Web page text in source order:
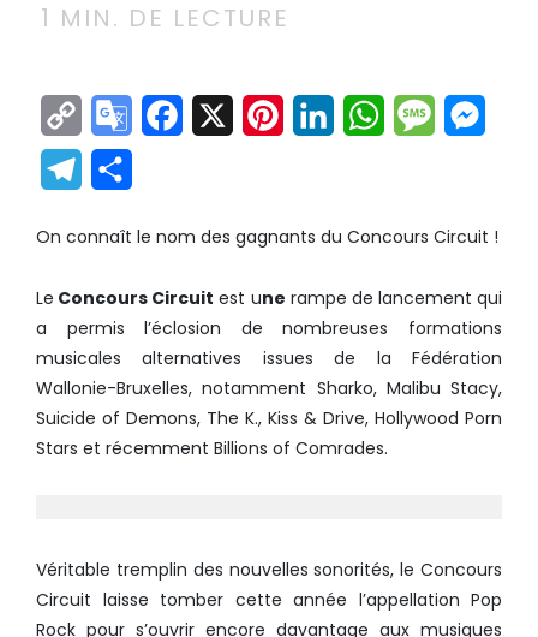
1 MIN. DE LECTURE
Copy
Link
GoogleFacebook
X Pinterest
LinkedInWhatsApp
Telegram
On connaît le nom des gagnants du Concours Circuit !
Le Concours Circuit est une rampe de lancement qui
a permis l’éclosion de nombreuses formations
musicales alternatives issues de la Fédération
Wallonie-Bruxelles, notamment Sharko, Malibu Stacy,
Suicide of Demons, The K., Kiss & Drive, Hollywood Porn
Stars et récemment Billions of Comrades.
Véritable tremplin des nouvelles sonorités, le Concours
Circuit laisse tomber cette année l’appellation Pop
Rock pour s’ouvrir encore davantage aux musiques